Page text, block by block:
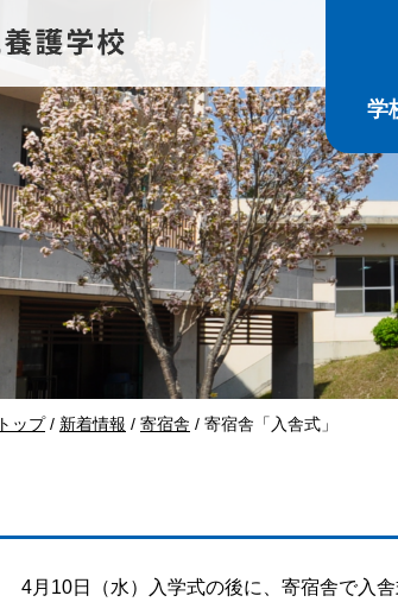
学
現
トップ/ 新着情報 / 寄宿舎 / 寄宿舎「入舎式」
4月10日（水）入学式の後に、寄宿舎で入